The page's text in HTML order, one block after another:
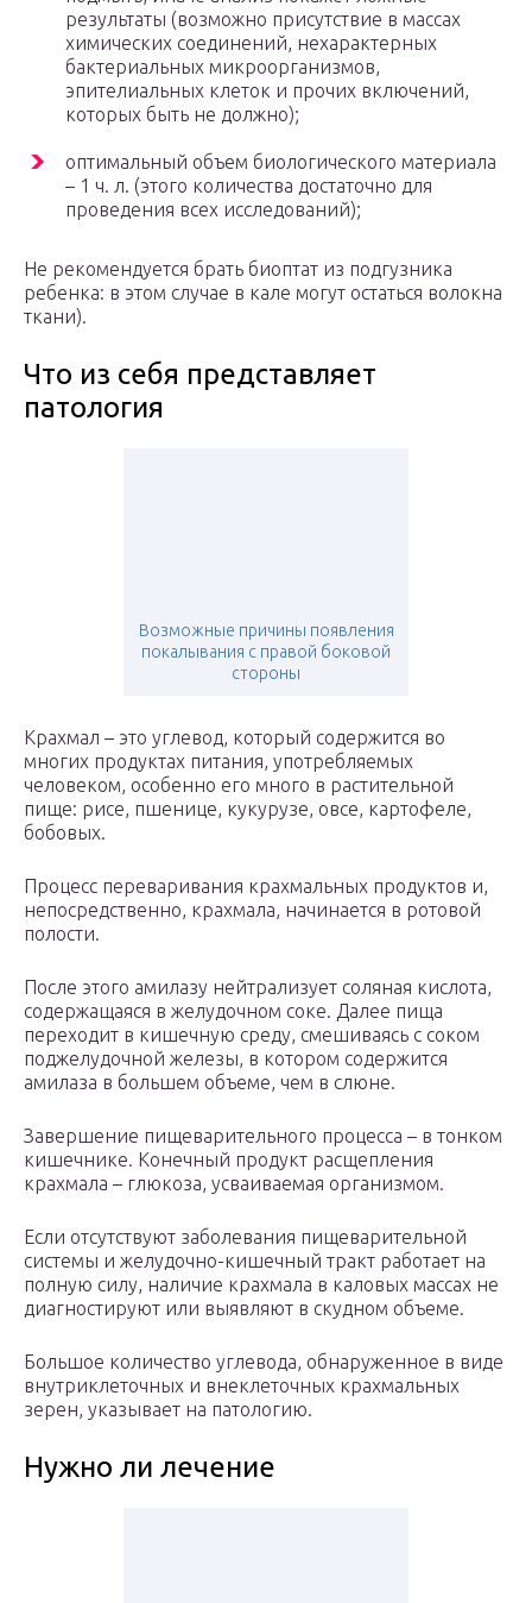
результаты (возможно присутствие в массах
химических соединений, нехарактерных
бактериальных микроорганизмов,
эпителиальных клеток и прочих включений,
которых быть не должно);
оптимальный объем биологического материала
– 1 ч. л. (этого количества достаточно для
проведения всех исследований);
Не рекомендуется брать биоптат из подгузника
ребенка: в этом случае в кале могут остаться волокна
ткани).
Что из себя представляет
патология
Возможные причины появления
покалывания с правой боковой
стороны
Крахмал – это углевод, который содержится во
многих продуктах питания, употребляемых
человеком, особенно его много в растительной
пище: рисе, пшенице, кукурузе, овсе, картофеле,
бобовых.
Процесс переваривания крахмальных продуктов и,
непосредственно, крахмала, начинается в ротовой
полости.
После этого амилазу нейтрализует соляная кислота,
содержащаяся в желудочном соке. Далее пища
переходит в кишечную среду, смешиваясь с соком
поджелудочной железы, в котором содержится
амилаза в большем объеме, чем в слюне.
Завершение пищеварительного процесса – в тонком
кишечнике. Конечный продукт расщепления
крахмала – глюкоза, усваиваемая организмом.
Если отсутствуют заболевания пищеварительной
системы и желудочно-кишечный тракт работает на
полную силу, наличие крахмала в каловых массах не
диагностируют или выявляют в скудном объеме.
Большое количество углевода, обнаруженное в виде
внутриклеточных и внеклеточных крахмальных
зерен, указывает на патологию.
Нужно ли лечение